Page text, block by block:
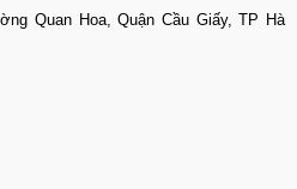
Quan Hoa, Quận Cầu Giấy, TP Hà